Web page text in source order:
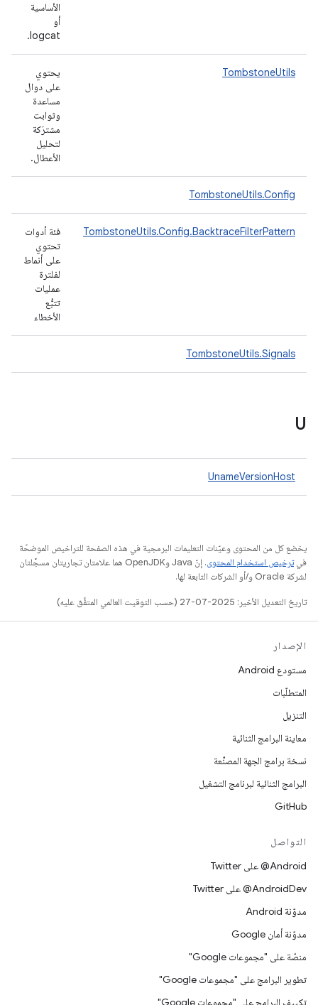
الأساسية
أو
logcat.
TombstoneUtils
يحتوي
على دوال
مساعدة
وثوابت
مشترَكة
لتحليل
الأعطال.
TombstoneUtils.Config
TombstoneUtils.Config.BacktraceFilterPattern
فئة أدوات
تحتوي
على أنماط
لفلترة
عمليات
تتبُّع
الأخطاء
TombstoneUtils.Signals
U
UnameVersionHost
يخضع كل من المحتوى وعيّنات التعليمات البرمجية في هذه الصفحة للتراخيص الموضحّة
فيترخيص استخدام المحتوى
. إنّ Java وOpenJDK هما علامتان تجاريتان مسجَّلتان
لشركة Oracle و/أو الشركات التابعة لها.
تاريخ التعديل الأخير: 2025-07-27 (حسب التوقيت العالمي المتفَّق عليه)
الإصدار
مستودع Android
المتطلّبات
التنزيل
معاينة البرامج الثنائية
نسخة برامج الجهة المصنِّعة
البرامج الثنائية لبرنامج التشغيل
GitHub
التواصل
‎@Android على Twitter
‎@AndroidDev على Twitter
مدوّنة Android
مدوّنة أمان Google
منصّة على "مجموعات Google"
تطوير البرامج على "مجموعات Google"
تكييف البرامج على "مجموعات Google"